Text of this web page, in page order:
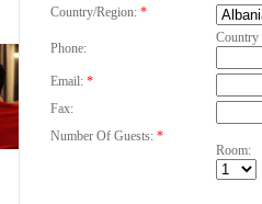
Country/Region: *
Phone:
Country
Email: *
Fax:
Number Of Guests: *
Room: